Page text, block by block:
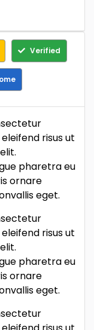
Verified
risus ut
pharetra eu
ornare
eget.
risus ut
pharetra eu
ornare
eget.